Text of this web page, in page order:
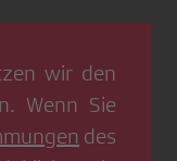
wir den
Wenn Sie
des